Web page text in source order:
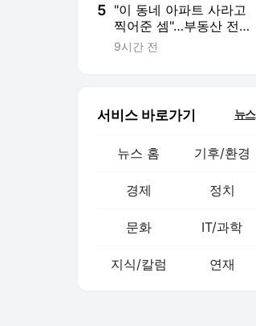
5 "이 동네 아파트 사라고
찍어준 셈"…부동산 전
화통 불났다
9시간 전
서비스 바로가기 뉴스
뉴스 홈 기후/환경
경제 정치
문화 IT/과학
지식/칼럼 연재